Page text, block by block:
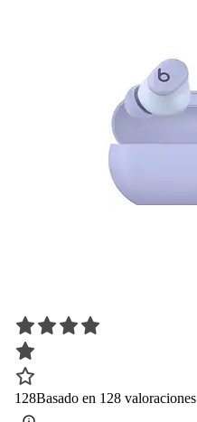
128Basado en 128 valoraciones